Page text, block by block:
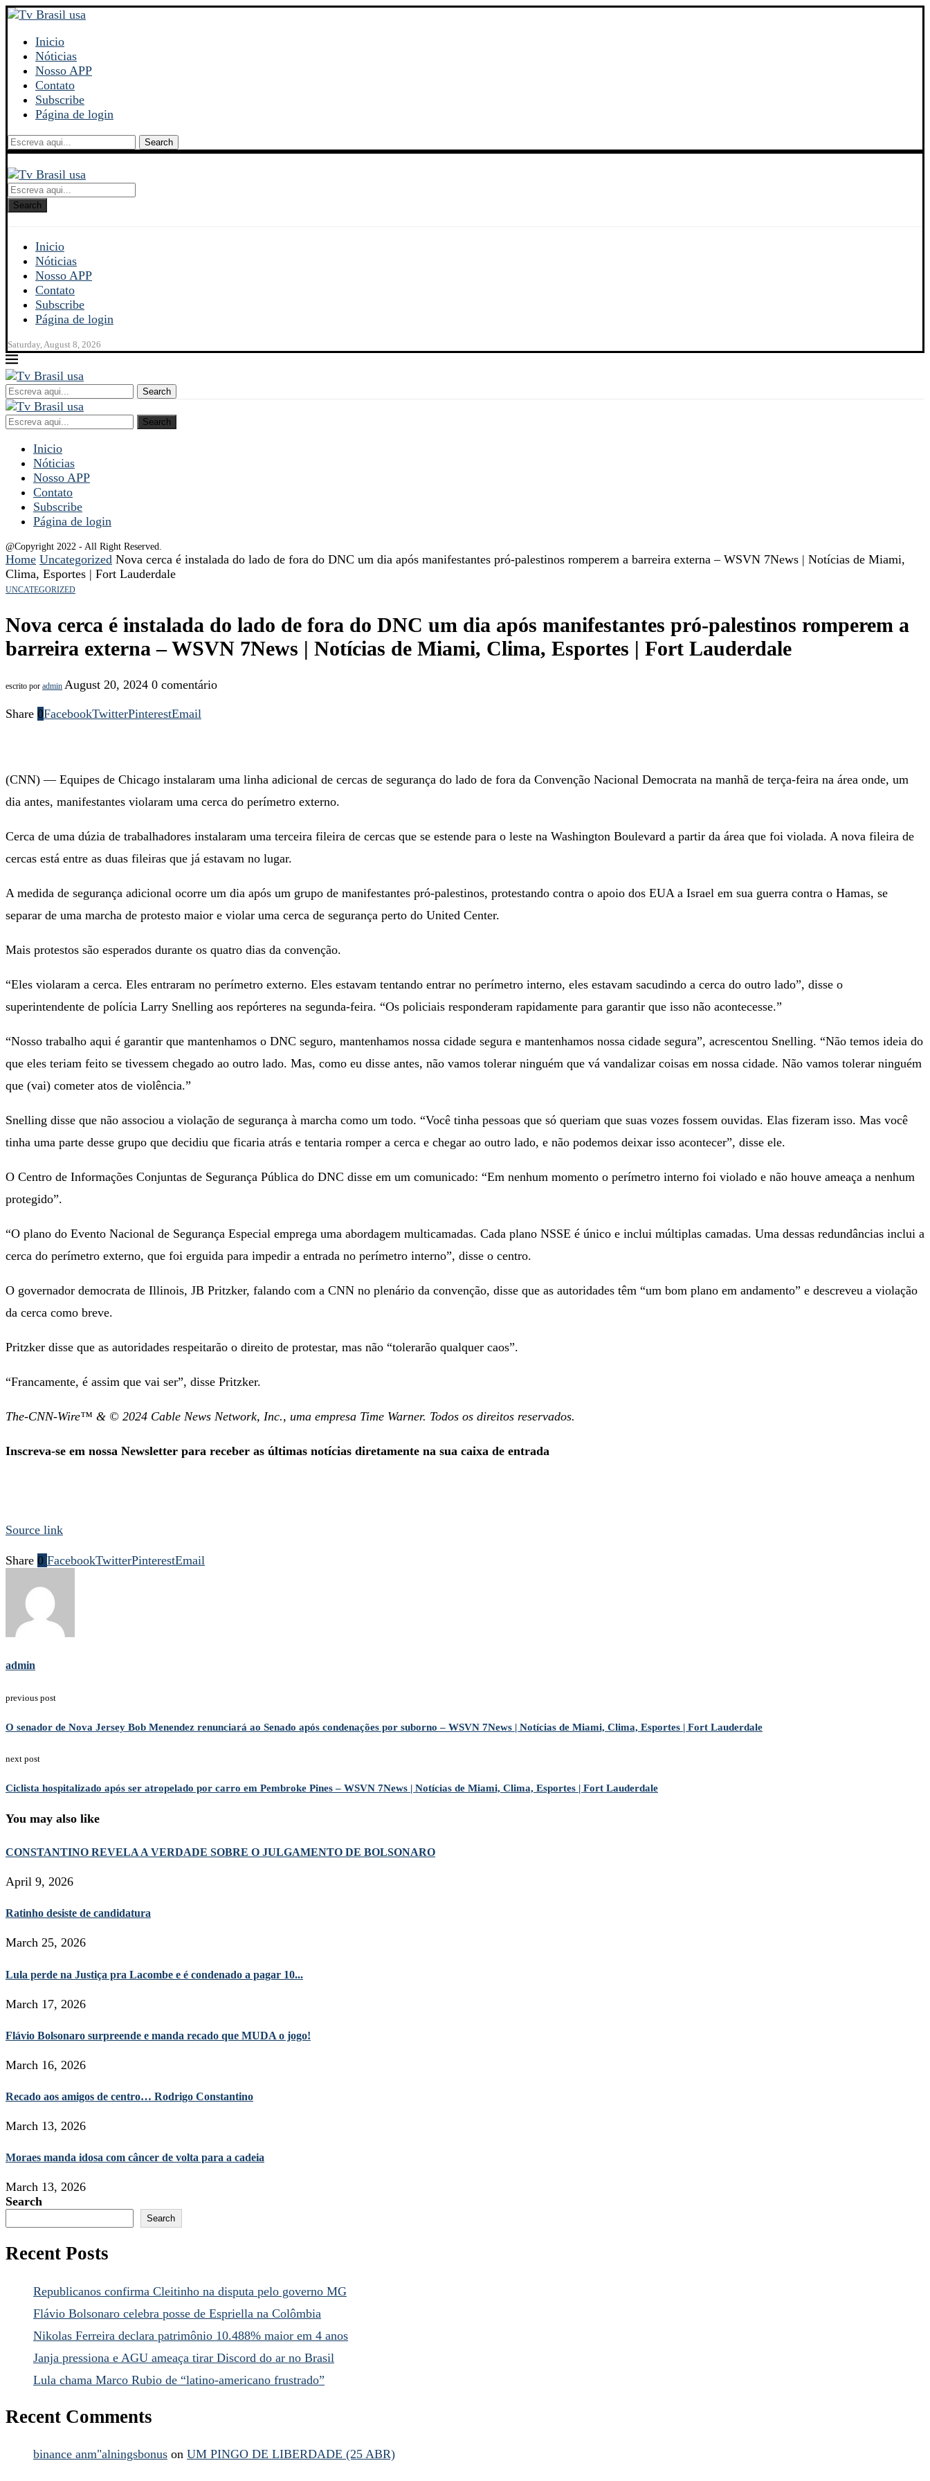
Inicio
Nóticias
Nosso APP
Contato
Subscribe
Página de login
Search
Search
Inicio
Nóticias
Nosso APP
Contato
Subscribe
Página de login
Saturday, August 8, 2026
Search
Search
Inicio
Nóticias
Nosso APP
Contato
Subscribe
Página de login
@Copyright 2022 - All Right Reserved.
Home Uncategorized Nova cerca é instalada do lado de fora do DNC um dia após manifestantes pró-palestinos romperem a barreira externa – WSVN 7News | Notícias de Miami,
Clima, Esportes | Fort Lauderdale
UNCATEGORIZED
Nova cerca é instalada do lado de fora do DNC um dia após manifestantes pró-palestinos romperem a
barreira externa – WSVN 7News | Notícias de Miami, Clima, Esportes | Fort Lauderdale
escrito por admin August 20, 2024 0 comentário
Share 0FacebookTwitterPinterestEmail
(CNN) — Equipes de Chicago instalaram uma linha adicional de cercas de segurança do lado de fora da Convenção Nacional Democrata na manhã de terça-feira na área onde, um
dia antes, manifestantes violaram uma cerca do perímetro externo.
Cerca de uma dúzia de trabalhadores instalaram uma terceira fileira de cercas que se estende para o leste na Washington Boulevard a partir da área que foi violada. A nova fileira de
cercas está entre as duas fileiras que já estavam no lugar.
A medida de segurança adicional ocorre um dia após um grupo de manifestantes pró-palestinos, protestando contra o apoio dos EUA a Israel em sua guerra contra o Hamas, se
separar de uma marcha de protesto maior e violar uma cerca de segurança perto do United Center.
Mais protestos são esperados durante os quatro dias da convenção.
“Eles violaram a cerca. Eles entraram no perímetro externo. Eles estavam tentando entrar no perímetro interno, eles estavam sacudindo a cerca do outro lado”, disse o
superintendente de polícia Larry Snelling aos repórteres na segunda-feira. “Os policiais responderam rapidamente para garantir que isso não acontecesse.”
“Nosso trabalho aqui é garantir que mantenhamos o DNC seguro, mantenhamos nossa cidade segura e mantenhamos nossa cidade segura”, acrescentou Snelling. “Não temos ideia do
que eles teriam feito se tivessem chegado ao outro lado. Mas, como eu disse antes, não vamos tolerar ninguém que vá vandalizar coisas em nossa cidade. Não vamos tolerar ninguém
que (vai) cometer atos de violência.”
Snelling disse que não associou a violação de segurança à marcha como um todo. “Você tinha pessoas que só queriam que suas vozes fossem ouvidas. Elas fizeram isso. Mas você
tinha uma parte desse grupo que decidiu que ficaria atrás e tentaria romper a cerca e chegar ao outro lado, e não podemos deixar isso acontecer”, disse ele.
O Centro de Informações Conjuntas de Segurança Pública do DNC disse em um comunicado: “Em nenhum momento o perímetro interno foi violado e não houve ameaça a nenhum
protegido”.
“O plano do Evento Nacional de Segurança Especial emprega uma abordagem multicamadas. Cada plano NSSE é único e inclui múltiplas camadas. Uma dessas redundâncias inclui a
cerca do perímetro externo, que foi erguida para impedir a entrada no perímetro interno”, disse o centro.
O governador democrata de Illinois, JB Pritzker, falando com a CNN no plenário da convenção, disse que as autoridades têm “um bom plano em andamento” e descreveu a violação
da cerca como breve.
Pritzker disse que as autoridades respeitarão o direito de protestar, mas não “tolerarão qualquer caos”.
“Francamente, é assim que vai ser”, disse Pritzker.
The-CNN-Wire™ & © 2024 Cable News Network, Inc., uma empresa Time Warner. Todos os direitos reservados.
Inscreva-se em nossa Newsletter para receber as últimas notícias diretamente na sua caixa de entrada
Source link
Share 0 FacebookTwitterPinterestEmail
admin
previous post
O senador de Nova Jersey Bob Menendez renunciará ao Senado após condenações por suborno – WSVN 7News | Notícias de Miami, Clima, Esportes | Fort Lauderdale
next post
Ciclista hospitalizado após ser atropelado por carro em Pembroke Pines – WSVN 7News | Notícias de Miami, Clima, Esportes | Fort Lauderdale
You may also like
CONSTANTINO REVELA A VERDADE SOBRE O JULGAMENTO DE BOLSONARO
April 9, 2026
Ratinho desiste de candidatura
March 25, 2026
Lula perde na Justiça pra Lacombe e é condenado a pagar 10...
March 17, 2026
Flávio Bolsonaro surpreende e manda recado que MUDA o jogo!
March 16, 2026
Recado aos amigos de centro… Rodrigo Constantino
March 13, 2026
Moraes manda idosa com câncer de volta para a cadeia
March 13, 2026
Search
Search
Recent Posts
Republicanos confirma Cleitinho na disputa pelo governo MG
Flávio Bolsonaro celebra posse de Espriella na Colômbia
Nikolas Ferreira declara patrimônio 10.488% maior em 4 anos
Janja pressiona e AGU ameaça tirar Discord do ar no Brasil
Lula chama Marco Rubio de “latino-americano frustrado”
Recent Comments
binance anm"alningsbonus on UM PINGO DE LIBERDADE (25 ABR)